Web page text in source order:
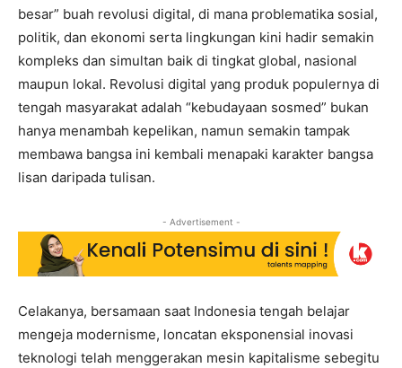
besar” buah revolusi digital, di mana problematika sosial,
politik, dan ekonomi serta lingkungan kini hadir semakin
kompleks dan simultan baik di tingkat global, nasional
maupun lokal. Revolusi digital yang produk populernya di
tengah masyarakat adalah “kebudayaan sosmed” bukan
hanya menambah kepelikan, namun semakin tampak
membawa bangsa ini kembali menapaki karakter bangsa
lisan daripada tulisan.
- Advertisement -
Celakanya, bersamaan saat Indonesia tengah belajar
mengeja modernisme, loncatan eksponensial inovasi
teknologi telah menggerakan mesin kapitalisme sebegitu